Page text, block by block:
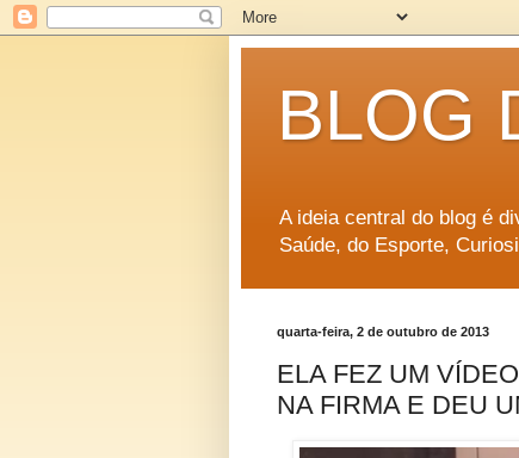
BLOG
A ideia central do blog é
Saúde, do Esporte,
quarta-feira, 2 de outubro de 2013
ELA FEZ UM
NA FIRMA E DEU